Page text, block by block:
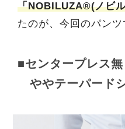
「NOBILUZA®(ノビ
たのが、今回のパンツ
■センタープレス
ややテーパード